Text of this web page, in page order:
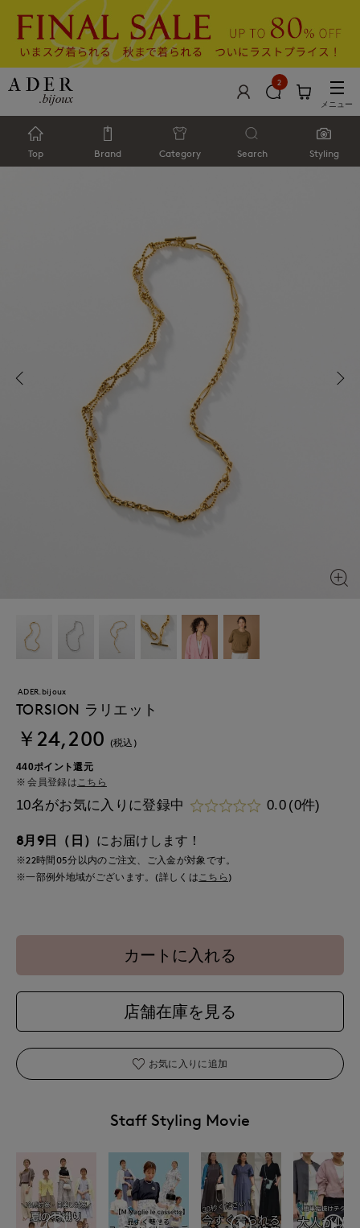
2
メニュー
Top Brand Category Search Styling
ADER.bijoux
TORSION ラリエット
￥24,200 (税込)
440ポイント還元
会員登録は こちら
10名がお気に入りに登録中 0.0 (0件)
8月9日（日） にお届けします！
※22時間05分以内のご注文、ご入金が対象です。
※一部例外地域がございます。(詳しくはこちら )
カートに入れる
店舗在庫を見る
お気に入りに追加
Staff Styling Movie